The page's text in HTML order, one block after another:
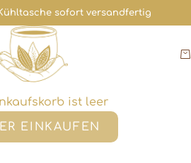
sofort versandfertig
Cacaoloves.me
ist leer
EINKAUFEN